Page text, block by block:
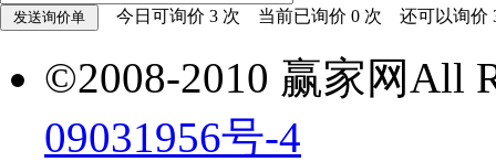
今日可询价 3 次 当前已询价 0 次 还可以询价
©2008-2010 赢家网All
09031956号-4